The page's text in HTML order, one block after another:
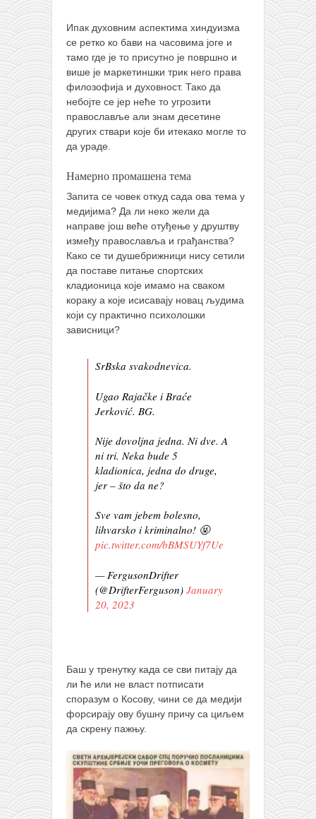
Ипак духовним аспектима хиндуизма
се ретко ко бави на часовима јоге и
тамо где је то присутно је површно и
више је маркетиншки трик него права
филозофија и духовност. Тако да
небојте се јер неће то угрозити
православље али знам десетине
других ствари које би итекако могле то
да ураде.
Намерно промашена тема
Запита се човек откуд сада ова тема у
медијима? Да ли неко жели да
направе још веће отуђење у друштву
између православља и грађанства?
Како се ти душебрижници нису сетили
да поставе питање спортских
кладионица које имамо на сваком
кораку а које исисавају новац људима
који су практично психолошки
зависници?
SrBska svakodnevica.
Ugao Rajačke i Braće
Jerković. BG.
Nije dovoljna jedna. Ni dve. A
ni tri. Neka bude 5
kladionica, jedna do druge,
jer – što da ne?
Sve vam jebem bolesno,
lihvarsko i kriminalno! 🤬
pic.twitter.com/bBMSUYf7Ue
— FergusonDrifter
(@DrifterFerguson) January
20, 2023
Баш у тренутку када се сви питају да
ли ће или не власт потписати
споразум о Косову, чини се да медији
форсирају ову бушну причу са циљем
да скрену пажњу.